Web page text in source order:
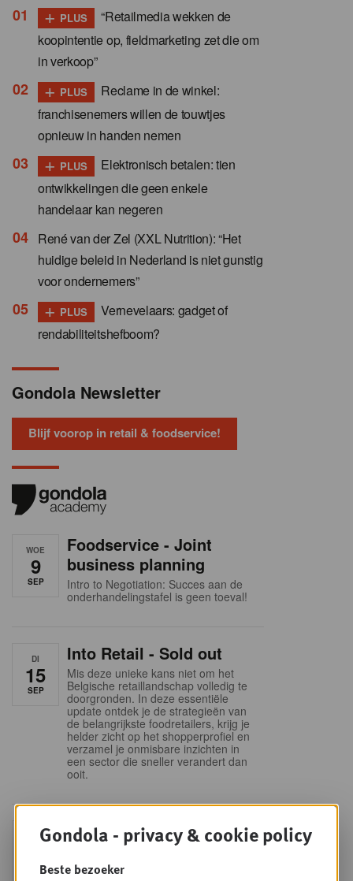
+ PLUS
“Retailmedia wekken de
koopintentie op, fieldmarketing zet die om
in verkoop”
+ PLUS
Reclame in de winkel:
franchisenemers willen de touwtjes
opnieuw in handen nemen
+ PLUS
Elektronisch betalen: tien
ontwikkelingen die geen enkele
handelaar kan negeren
René van der Zel (XXL Nutrition): “Het
huidige beleid in Nederland is niet gunstig
voor ondernemers”
+ PLUS
Vernevelaars: gadget of
rendabiliteitshefboom?
Gondola Newsletter
Blijf voorop in retail & foodservice!
WOE
9
SEP
Foodservice - Joint
business planning
Intro to Negotiation: Succes aan de
onderhandelingstafel is geen toeval!
DI
15
SEP
Into Retail - Sold out
Mis deze unieke kans niet om het
Belgische retaillandschap volledig te
doorgronden. In deze essentiële
update ontdek je de strategieën van
de belangrijkste foodretailers, krijg je
helder zicht op het shopperprofiel en
verzamel je onmisbare inzichten in
een sector die sneller verandert dan
ooit.
DO
SEP
Sales & nego Summit
Sales & Nego summit 2026
Gondola - privacy & cookie policy
Beste bezoeker